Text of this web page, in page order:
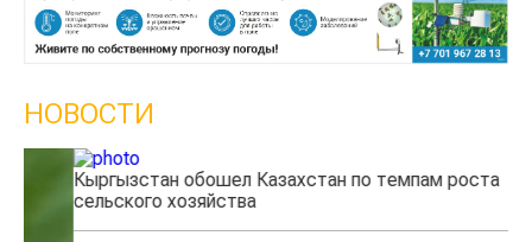
НОВОСТИ
Кыргызстан обошел Казахстан по темпам роста
сельского хозяйства